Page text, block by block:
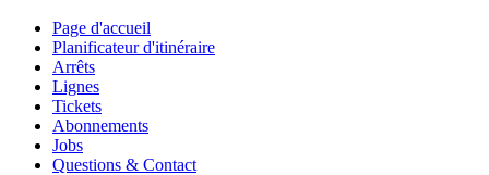
Page d'accueil
Planificateur d'itinéraire
Arrêts
Lignes
Tickets
Abonnements
Jobs
Questions & Contact